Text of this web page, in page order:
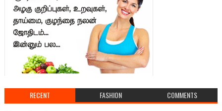
RECENT FASHION COMMENTS